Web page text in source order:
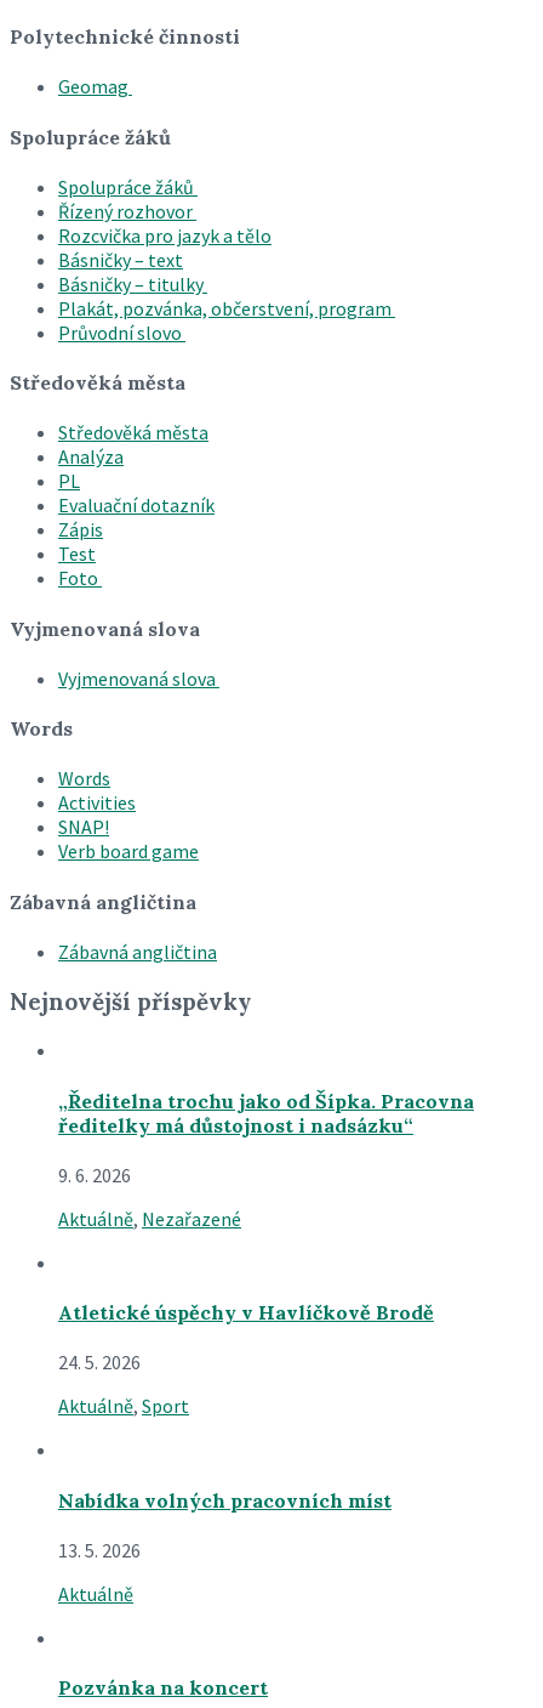
Polytechnické činnosti
Geomag
Spolupráce žáků
Spolupráce žáků
Řízený rozhovor
Rozcvička pro jazyk a tělo
Básničky – text
Básničky – titulky
Plakát, pozvánka, občerstvení, program
Průvodní slovo
Středověká města
Středověká města
Analýza
PL
Evaluační dotazník
Zápis
Test
Foto
Vyjmenovaná slova
Vyjmenovaná slova
Words
Words
Activities
SNAP!
Verb board game
Zábavná angličtina
Zábavná angličtina
Nejnovější příspěvky
„Ředitelna trochu jako od Šípka. Pracovna
ředitelky má důstojnost i nadsázku“
9. 6. 2026
Aktuálně, Nezařazené
Atletické úspěchy v Havlíčkově Brodě
24. 5. 2026
Aktuálně, Sport
Nabídka volných pracovních míst
13. 5. 2026
Aktuálně
Pozvánka na koncert